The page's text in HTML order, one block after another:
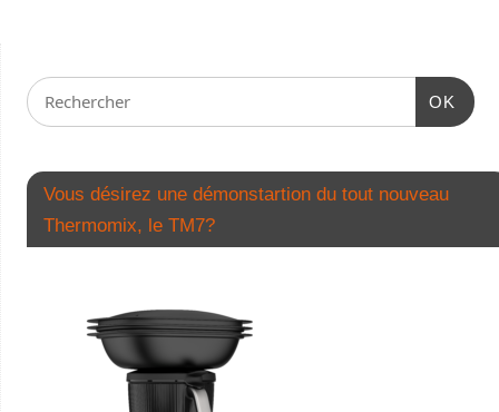
OK
Vous désirez une démonstartion du tout nouveau
Thermomix, le TM7?